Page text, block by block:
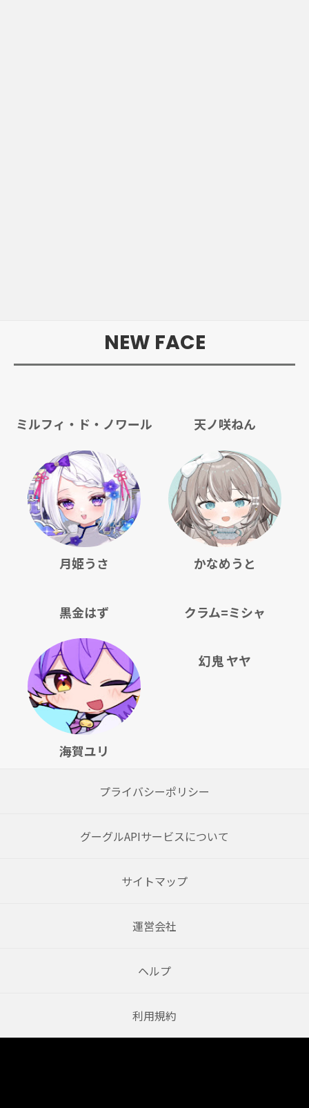
NEW FACE
ミルフィ・ド・ノワール 天ノ咲ねん
月姫うさ かなめうと
黒金はず クラム=ミシャ
海賀ユリ
幻鬼 ヤヤ
プライバシーポリシー
グーグルAPIサービスについて
サイトマップ
運営会社
ヘルプ
利用規約